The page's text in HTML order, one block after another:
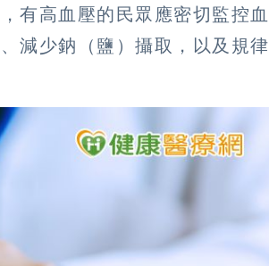
有高血壓的民眾應密切監控血
減少鈉（鹽）攝取，以及規律